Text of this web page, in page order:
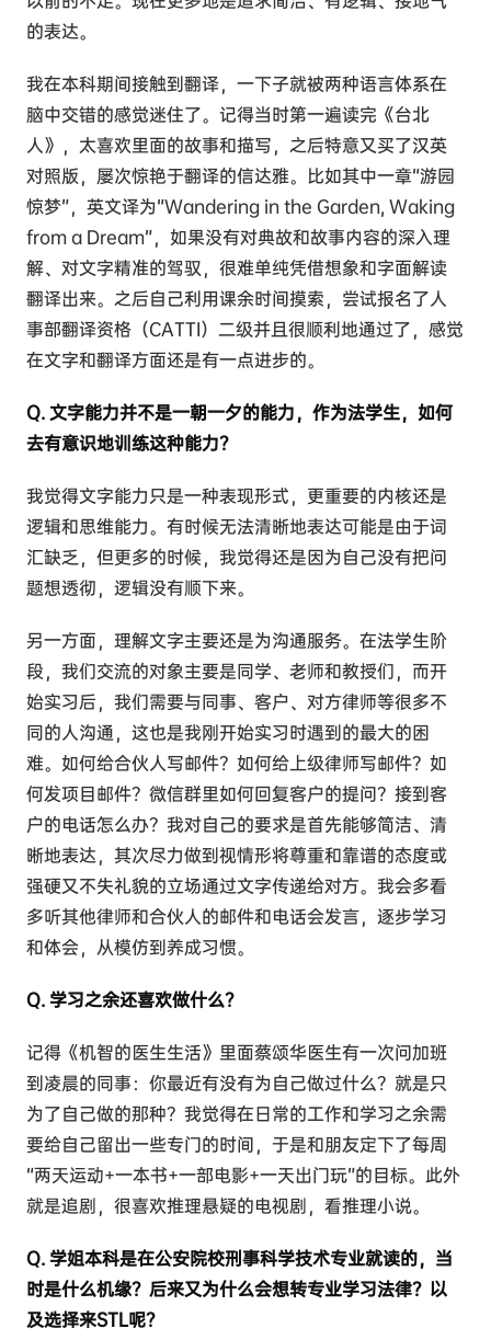
的表达。
我在本科期间接触到翻译，一下子就被两种语言体系在
脑中交错的感觉迷住了。记得当时第一遍读完《台北
人》，太喜欢里面的故事和描写，之后特意又买了汉英
对照版，屡次惊艳于翻译的信达雅。比如其中一章“游园
惊梦”，英文译为“Wandering in the Garden, Waking
from a Dream”，如果没有对典故和故事内容的深入理
解、对文字精准的驾驭，很难单纯凭借想象和字面解读
翻译出来。之后自己利用课余时间摸索，尝试报名了人
事部翻译资格（CATTI）二级并且很顺利地通过了，感觉
在文字和翻译方面还是有一点进步的。
Q. 文字能力并不是一朝一夕的能力，作为法学生，如何
去有意识地训练这种能力？
我觉得文字能力只是一种表现形式，更重要的内核还是
逻辑和思维能力。有时候无法清晰地表达可能是由于词
汇缺乏，但更多的时候，我觉得还是因为自己没有把问
题想透彻，逻辑没有顺下来。
另一方面，理解文字主要还是为沟通服务。在法学生阶
段，我们交流的对象主要是同学、老师和教授们，而开
始实习后，我们需要与同事、客户、对方律师等很多不
同的人沟通，这也是我刚开始实习时遇到的最大的困
难。如何给合伙人写邮件？如何给上级律师写邮件？如
何发项目邮件？微信群里如何回复客户的提问？接到客
户的电话怎么办？我对自己的要求是首先能够简洁、清
晰地表达，其次尽力做到视情形将尊重和靠谱的态度或
强硬又不失礼貌的立场通过文字传递给对方。我会多看
多听其他律师和合伙人的邮件和电话会发言，逐步学习
和体会，从模仿到养成习惯。
Q. 学习之余还喜欢做什么？
记得《机智的医生生活》里面蔡颂华医生有一次问加班
到凌晨的同事：你最近有没有为自己做过什么？就是只
为了自己做的那种？我觉得在日常的工作和学习之余需
要给自己留出一些专门的时间，于是和朋友定下了每周
“两天运动+一本书+一部电影+一天出门玩”的目标。此外
就是追剧，很喜欢推理悬疑的电视剧，看推理小说。
Q. 学姐本科是在公安院校刑事科学技术专业就读的，当
时是什么机缘？后来又为什么会想转专业学习法律？以
及选择来STL呢？